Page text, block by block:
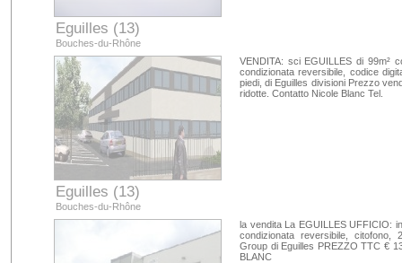
Eguilles (13)
Bouches-du-Rhône
Eguilles (13)
Bouches-du-Rhône
VENDITA: sci EGUILLES di 99m²
condizionata reversibile, codice
piedi, di Eguilles divisioni Prezzo
ridotte. Contatto Nicole Blanc Tel.
la vendita La EGUILLES UFFICIO:
condizionata reversibile, citofono,
Group di Eguilles PREZZO TTC €
BLANC